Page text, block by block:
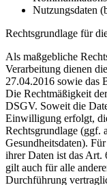
Nutzungsdaten
Rechtsgrundlage für
Als maßgebliche
Verarbeitung dienen
27.04.2016 sowie das
Die Rechtmäßigkeit
DSGV. Soweit die
Einwilligung erfolgt,
Rechtsgrundlage (ggf.
Gesundheitsdaten).
ihrer Daten ist das
gilt auch für alle
Durchführung